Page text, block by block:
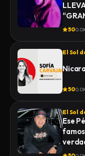
50
El Sol
50
El Sol
Ese